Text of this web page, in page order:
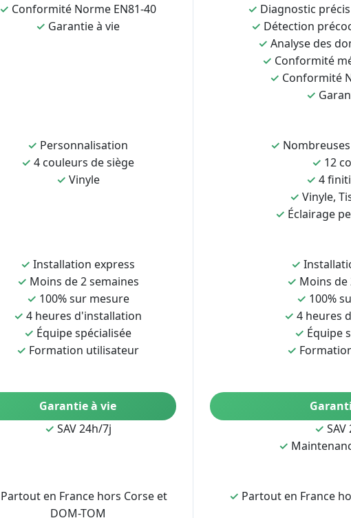
✓ Conformité Norme EN81-40
✓ Garantie à vie
✓ Diagnostic
✓ Détection
✓ Analyse des
✓ Conformité
✓ Conformité
✓
✓ Personnalisation
✓ 4 couleurs de siège
✓ Vinyle
✓
✓ 12
✓ 4
✓ Vinyle,
✓ Éclairage
✓ Installation express
✓ Moins de 2 semaines
✓ 100% sur mesure
✓ 4 heures d'installation
✓ Équipe spécialisée
✓ Formation utilisateur
✓
✓ Moins de
✓ 100%
✓ 4 heures
✓ Équipe
✓
Garantie à vie
✓ SAV 24h/7j
✓
✓
Partout en France hors Corse et
DOM-TOM
✓ Partout en France